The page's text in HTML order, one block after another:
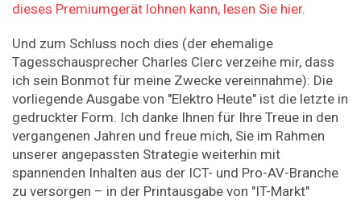
dieses Premiumgerät lohnen kann, lesen Sie hier.
Und zum Schluss noch dies (der ehemalige
Tagesschausprecher Charles Clerc verzeihe mir, dass
ich sein Bonmot für meine Zwecke vereinnahme): Die
vorliegende Ausgabe von "Elektro Heute" ist die letzte in
gedruckter Form. Ich danke Ihnen für Ihre Treue in den
vergangenen Jahren und freue mich, Sie im Rahmen
unserer angepassten Strategie weiterhin mit
spannenden ­Inhalten aus der ICT- und Pro-AV-Branche
zu versorgen – in der Printausgabe von "IT-Markt"